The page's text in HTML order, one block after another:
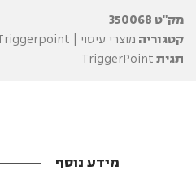
מק"ט350068
קטגוריה מוצרי עיסוי | Triggerpoint
תגיתTriggerPoint
מידע נוסף